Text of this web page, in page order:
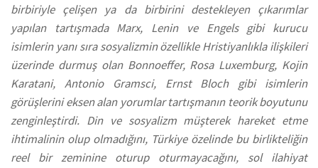
birbiriyle çelişen ya da birbirini destekleyen çıkarımlar
yapılan tartışmada Marx, Lenin ve Engels gibi kurucu
isimlerin yanı sıra sosyalizmin özellikle Hristiyanlıkla ilişkileri
üzerinde durmuş olan Bonnoeffer, Rosa Luxemburg, Kojin
Karatani, Antonio Gramsci, Ernst Bloch gibi isimlerin
görüşlerini eksen alan yorumlar tartışmanın teorik boyutunu
zenginleştirdi. Din ve sosyalizm müşterek hareket etme
ihtimalinin olup olmadığını, Türkiye özelinde bu birlikteliğin
reel bir zeminine oturup oturmayacağını, sol ilahiyat